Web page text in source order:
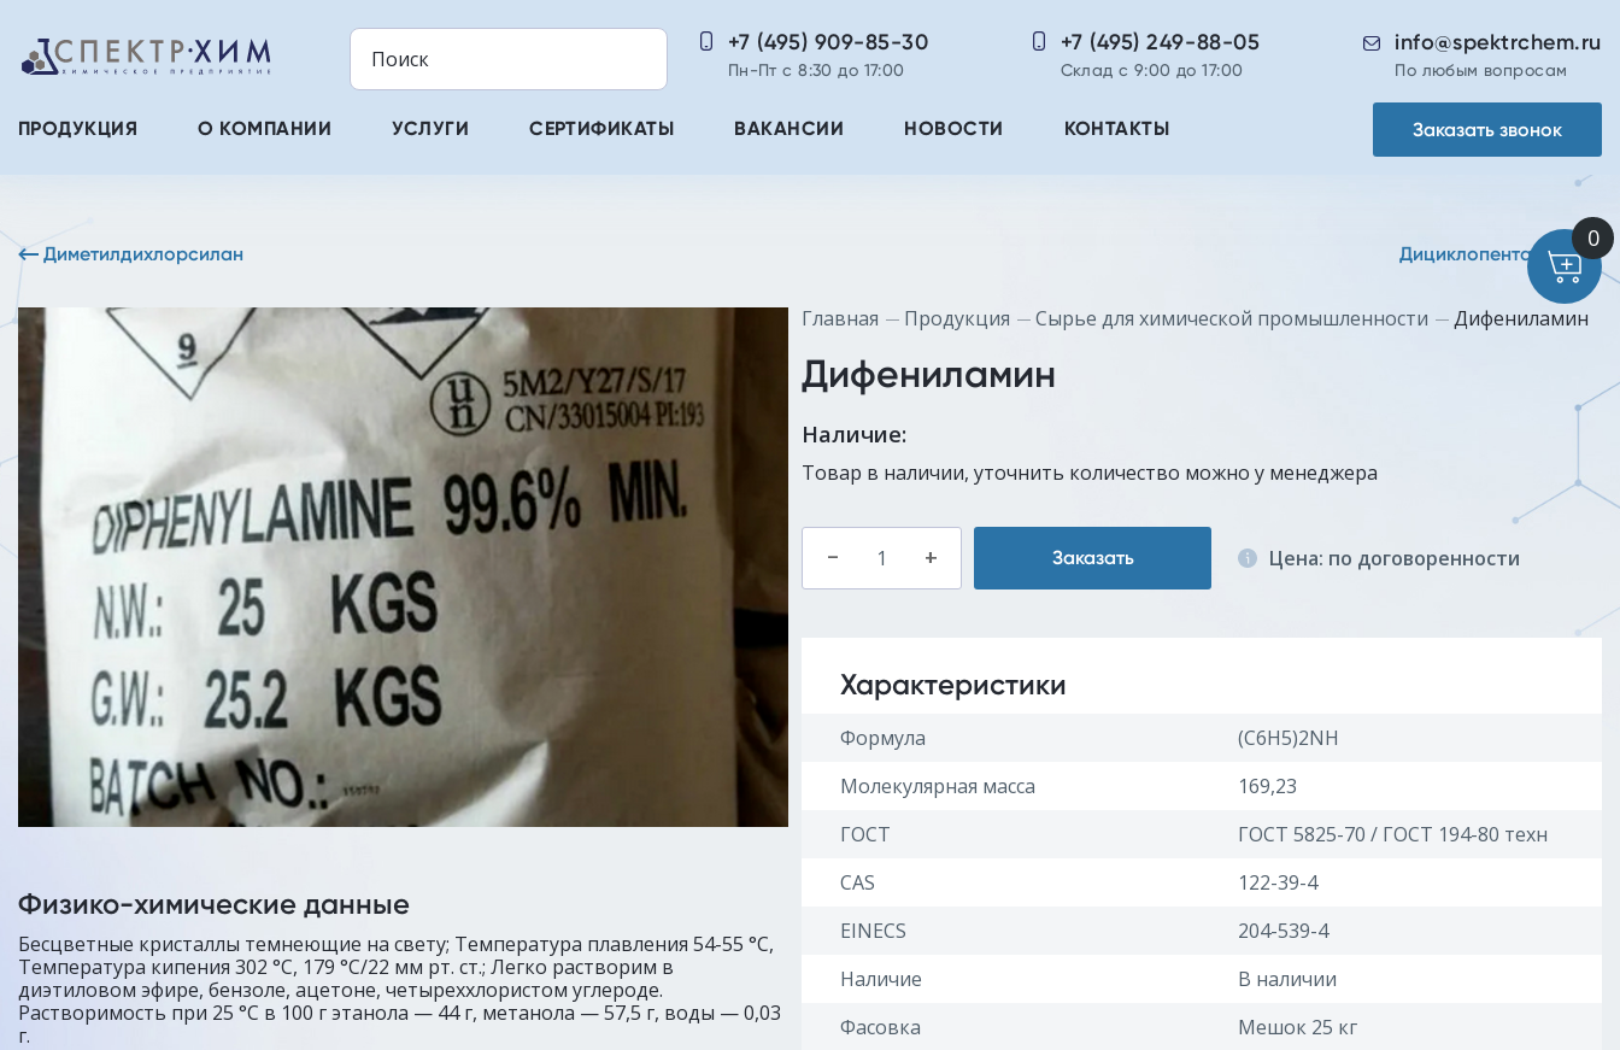
info@spektrchem.ru
По любым вопросам
+7 (495) 249-88-05
Склад с 9:00 до 17:00
+7 (495) 909-85-30
Пн-Пт с 8:30 до 17:00
ПРОДУКЦИЯ О КОМПАНИИ УСЛУГИ СЕРТИФИКАТЫ ВАКАНСИИ НОВОСТИ КОНТАКТЫ Заказать звонок
Диметилдихлорсилан Дициклопентадиен
Физико-химические данные
Бесцветные кристаллы темнеющие на свету; Температура плавления 54-55 °C,
Температура кипения 302 °C, 179 °C/22 мм рт. ст.; Легко растворим в
диэтиловом эфире, бензоле, ацетоне, четыреххлористом углероде.
Растворимость при 25 °C в 100 г этанола — 44 г, метанола — 57,5 г, воды — 0,03
г.
Главная Продукция Сырье для химической промышленности Дифениламин
Дифениламин
Наличие:
Товар в наличии, уточнить количество можно у менеджера
– + Заказать Цена: по договоренности
Характеристики
Формула
(С6H5)2NH
Молекулярная масса
169,23
ГОСТ
ГОСТ 5825-70 / ГОСТ 194-80 техн
CAS
122-39-4
EINECS
204-539-4
Наличие
В наличии
Фасовка
Мешок 25 кг